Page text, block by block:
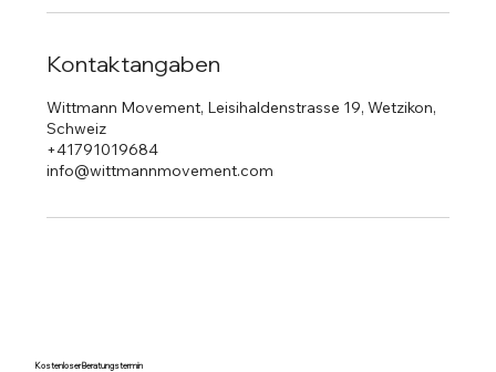
Kontaktangaben
Wittmann Movement, Leisihaldenstrasse 19, Wetzikon,
Schweiz
+41791019684
info@wittmannmovement.com
Kostenloser Beratungstermin